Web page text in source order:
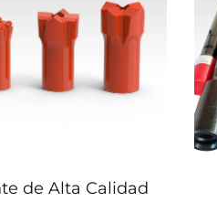
de Alta Calidad